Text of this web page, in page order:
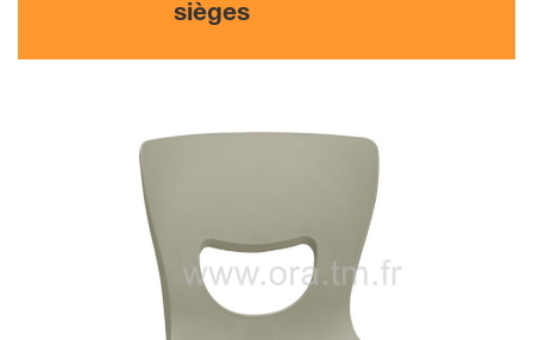
sièges